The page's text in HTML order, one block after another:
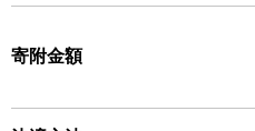
寄附金額